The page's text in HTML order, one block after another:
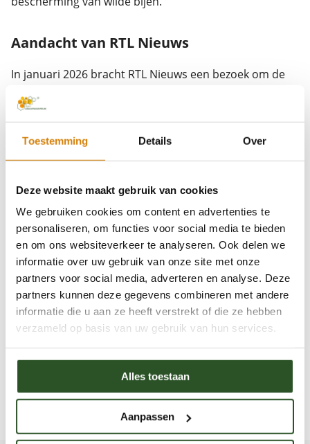
Toestemming Details Over
Deze website maakt gebruik van cookies
We gebruiken cookies om content en advertenties te
personaliseren, om functies voor social media te bieden
en om ons websiteverkeer te analyseren. Ook delen we
informatie over uw gebruik van onze site met onze
partners voor social media, adverteren en analyse. Deze
partners kunnen deze gegevens combineren met andere
informatie die u aan ze heeft verstrekt of die ze hebben
verzameld op basis van uw gebruik van hun services.
Alles toestaan
Aanpassen
Aandacht van RTL Nieuws
In januari 2026 bracht RTL Nieuws een bezoek om de
voortgang van het burgeronderzoek in beeld te
brengen. In het item werd aandacht besteed aan de
grote deelname van burgeronderzoekers, de omvang
van de inzameling en het belang van het onderzoek
naar pesticiden en hommels in Nederland.
Bekijk het item van RTL Nieuws: